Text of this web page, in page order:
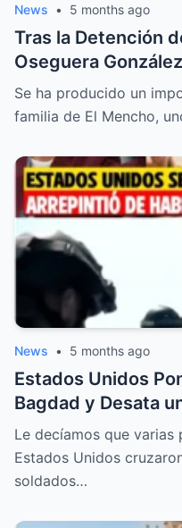
News • 5 months ago
Tras la Detención
Oseguera
Plan Secreto Sale
Preguntas Sobre lo
Se ha producido un
familia de El Mencho,
News • 5 months ago
Estados Unidos
Bagdad y Desata
La Codiciada
que Ahora
Contundente de
Le decíamos que varias
Estados Unidos
soldados…